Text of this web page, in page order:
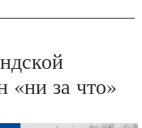
«ни за что»